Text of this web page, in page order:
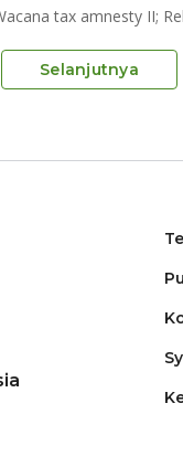
tax amnesty II;
Selanjutnya